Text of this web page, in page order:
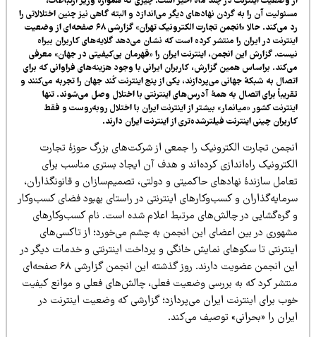
آن را به گردن نهادهای دیگر می‌اندازد و البته گاهی نیز چنین اختلالاتی را
رد می‌کند. حالا «انجمن تجارت الکترونیک تهران» گزارشی ۶۸ صفحه‌ای از وضعیت
در ایران را منتشر کرده است که نشان می‌دهد گلایه‌های کاربران بیراه
گزارش این انجمن، اینترنت ایران را «قهرمان بی‌کیفیتی در جهان» معرفی
براساس همین گزارش، کاربران ایرانی با وجود هزینه‌های فراوانی که برای
به شبکۀ جهانی می‌پردازند، یکی از پنج اینترنت کُند جهان را تجربه می‌کنند و
برای اتصال به همۀ آدرس‌های اینترنتی با اختلال وصل می‌شوند. تنها
کشور «میانمار» بیشتر از اینترنت ایران با اختلال روبه‌روست و فقط
چینی اینترنت فیلترشده‌تری از اینترنت ایران دارند.
تجارت الکترونیک را جمعی از شرکت‌های بزرگ حوزۀ تجارت
راه‌اندازی کرده‌اند و هدف آن ایجاد بستری مناسب برای
سازندۀ نهادهای حاکمیتی و دولتی، تصمیم‌سازان و قانونگذاران،‌
و کسب‌وکارهای اینترنتی در راستای بهبود فضای کسب‌وکار
گره‌گشایی در چالش‌های مرتبط اعلام شده است. نام کسب‌وکارهای
در بین اعضای این انجمن به چشم می‌خورد؛ از تاکسی‌های
تا سکوهای نمایش خانگی و پرداخت اینترنتی و خدمات دیگر در
این انجمن عضویت دارند. روز گذشته این انجمن گزارشی ۶۸ صفحه‌ای
کرد که به بررسی وضعیت فعلی، چالش‌های فعلی و موانع کیفیت
برای اینترنت ایران می‌پردازد؛ گزارشی که وضعیت اینترنت در
را «بحرانی» توصیف می‌کند.